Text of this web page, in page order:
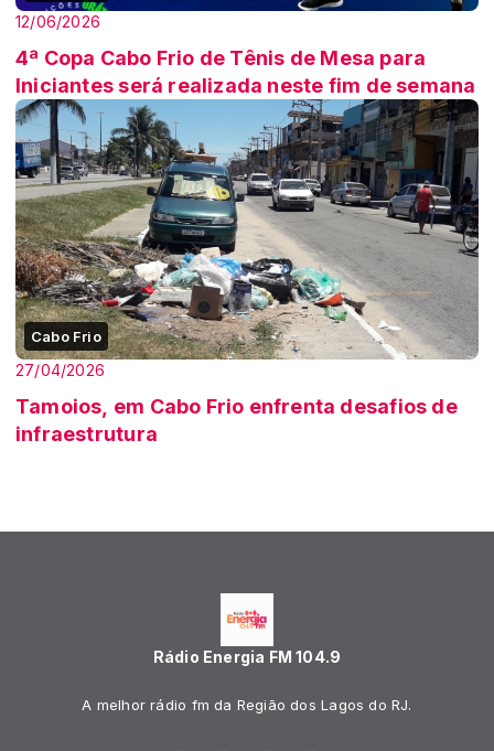
12/06/2026
4ª Copa Cabo Frio de Tênis de Mesa para
Iniciantes será realizada neste fim de semana
Cabo Frio
27/04/2026
Tamoios, em Cabo Frio enfrenta desafios de
infraestrutura
Rádio Energia FM 104.9
A melhor rádio fm da Região dos Lagos do RJ.